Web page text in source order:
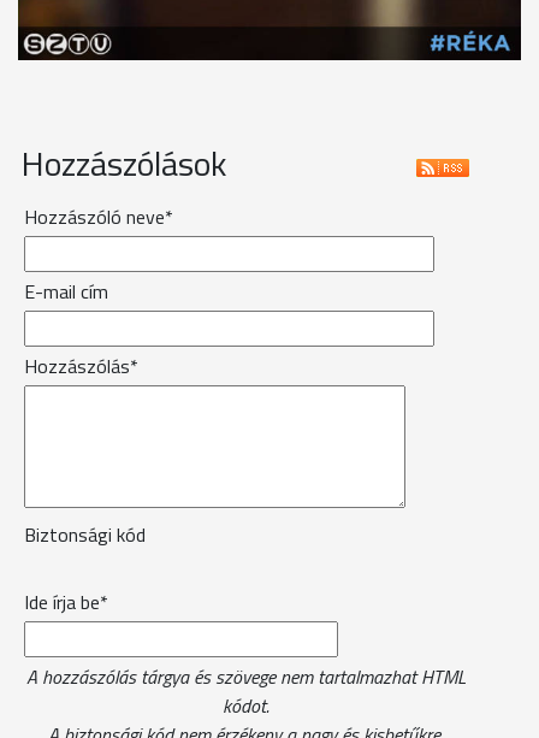
Hozzászólások
Hozzászóló neve*
E-mail cím
Hozzászólás*
Biztonsági kód
Ide írja be*
A hozzászólás tárgya és szövege nem tartalmazhat HTML
kódot.